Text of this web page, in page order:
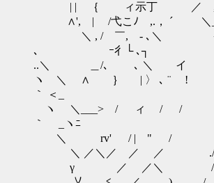
| | ｛ ィ示丁 ／ , !{
∧', | /弋こﾉ ,.， ´ ＼__
＼ , / ￣, - ､＼ イ
､ ｰ彳└ ､┐ | |'
..＼ ＿/､ ､ ＼ イ {
ヽ ＼ ∧ ｝ | 〉 ､ ¨
｀ ＜_
ヽ ＼___> / ィ /
｀ _ヽﾆ
＼ rv' / | " /
＼ ／＼／ ／
γ ／ ／＼ /